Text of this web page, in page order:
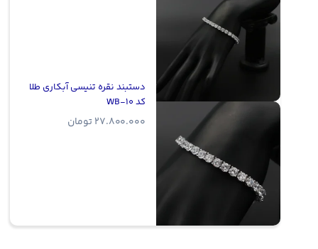
دستبند نقره تنیسی آبکاری طلا
کد WB-10
27.800.000 تومان